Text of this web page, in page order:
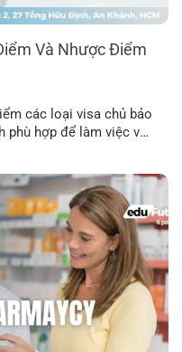
Và Nhược Điểm
các loại visa chủ bảo
phù hợp để làm việc và